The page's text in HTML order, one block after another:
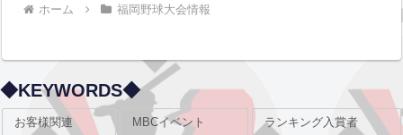
ホーム 福岡野球大会情報
◆KEYWORDS◆
お客様関連 MBCイベント ランキング入賞者